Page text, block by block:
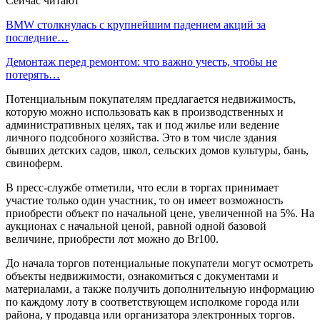
BMW столкнулась с крупнейшим падением акций за
последние…
Демонтаж перед ремонтом: что важно учесть, чтобы не
потерять…
Потенциальным покупателям предлагается недвижимость,
которую можно использовать как в производственных и
административных целях, так и под жилье или ведение
личного подсобного хозяйства. Это в том числе здания
бывших детских садов, школ, сельских домов культуры, бань,
свиноферм.
В пресс-службе отметили, что если в торгах принимает
участие только один участник, то он имеет возможность
приобрести объект по начальной цене, увеличенной на 5%. На
аукционах с начальной ценой, равной одной базовой
величине, приобрести лот можно до Br100.
До начала торгов потенциальные покупатели могут осмотреть
объекты недвижимости, ознакомиться с документами и
материалами, а также получить дополнительную информацию
по каждому лоту в соответствующем исполкоме города или
района, у продавца или организатора электронных торгов.